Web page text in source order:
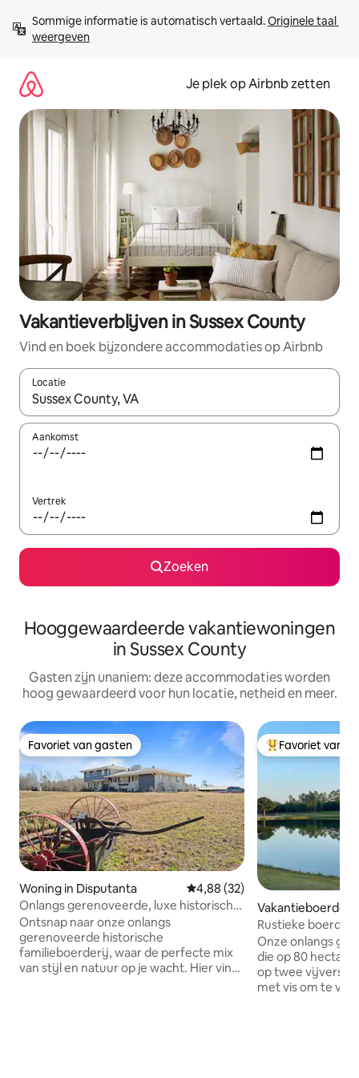
direct
naar
Sommige informatie is automatisch vertaald. Originele taal
weergeven
Je plek op Airbnb zetten
Vakantieverblijven in Sussex County
Vind en boek bijzondere accommodaties op Airbnb
Locatie
Wanneer er resultaten beschikbaar zijn, maak je een keuze
Aankomst
Vertrek
Zoeken
Hooggewaardeerde vakantiewoningen
in Sussex County
Gasten zijn unaniem: deze accommodaties worden
hoog gewaardeerd voor hun locatie, netheid en meer.
Favoriet van gasten
Favoriet van gasten
Woning in Disputanta Gemiddelde beoordeling van
4,88 (32)
Onlangs gerenoveerde, luxe historische
boerderij
Ontsnap naar onze onlangs
gerenoveerde historische
familieboerderij, waar de perfecte mix
van stijl en natuur op je wacht. Hier vind
Topfavoriet van
Favoriet van
Vakantieboerderij
Rustieke
Onze onlangs
die op 80
op twee vijvers
met vis om te vissen. Ons